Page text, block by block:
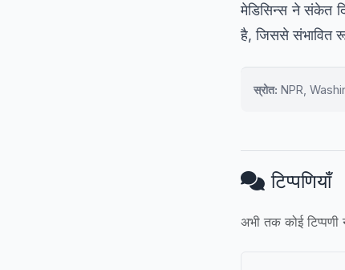
मेडिसिन्स ने संकेत
है, जिससे संभावित
स्रोत: NPR,
टिप्पणियाँ
अभी तक कोई